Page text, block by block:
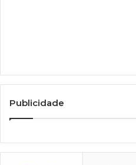
Publicidade